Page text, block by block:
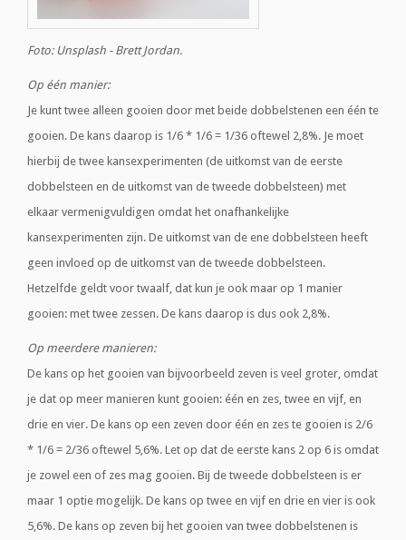
Foto: Unsplash - Brett Jordan.
Op één manier:
Je kunt twee alleen gooien door met beide dobbelstenen een één te
gooien. De kans daarop is 1/6 * 1/6 = 1/36 oftewel 2,8%. Je moet
hierbij de twee kansexperimenten (de uitkomst van de eerste
dobbelsteen en de uitkomst van de tweede dobbelsteen) met
elkaar vermenigvuldigen omdat het onafhankelijke
kansexperimenten zijn. De uitkomst van de ene dobbelsteen heeft
geen invloed op de uitkomst van de tweede dobbelsteen.
Hetzelfde geldt voor twaalf, dat kun je ook maar op 1 manier
gooien: met twee zessen. De kans daarop is dus ook 2,8%.
Op meerdere manieren:
De kans op het gooien van bijvoorbeeld zeven is veel groter, omdat
je dat op meer manieren kunt gooien: één en zes, twee en vijf, en
drie en vier. De kans op een zeven door één en zes te gooien is 2/6
* 1/6 = 2/36 oftewel 5,6%. Let op dat de eerste kans 2 op 6 is omdat
je zowel een of zes mag gooien. Bij de tweede dobbelsteen is er
maar 1 optie mogelijk. De kans op twee en vijf en drie en vier is ook
5,6%. De kans op zeven bij het gooien van twee dobbelstenen is